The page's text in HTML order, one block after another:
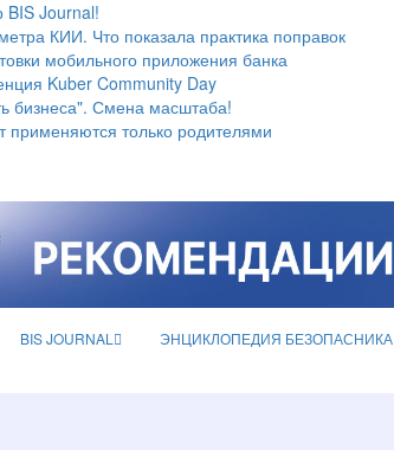
BIS Journal!
КИИ. Что показала практика поправок
мобильного приложения банка
Kuber Community Day
бизнеса". Смена масштаба!
только родителями
BIS JOURNAL ЭНЦИКЛОПЕДИЯ БЕЗОПАСНИКА